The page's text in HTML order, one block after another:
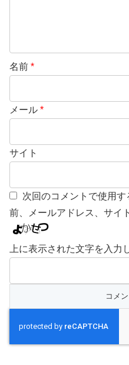
名前 *
メール *
サイト
次回のコメントで使用
前、メールアドレス、サイ
上に表示された文字を入力